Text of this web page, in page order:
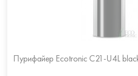
Пурифайер Ecotronic C21-U4L black